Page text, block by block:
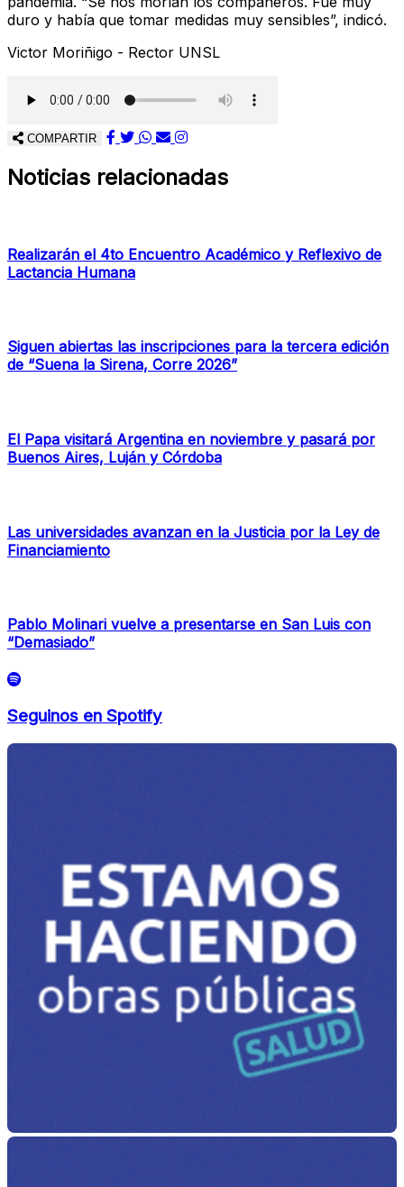
duro y había que tomar medidas muy sensibles”, indicó.
Victor Moriñigo - Rector UNSL
COMPARTIR
Noticias relacionadas
Realizarán el 4to Encuentro Académico y Reflexivo de
Lactancia Humana
Siguen abiertas las inscripciones para la tercera edición
de “Suena la Sirena, Corre 2026”
El Papa visitará Argentina en noviembre y pasará por
Buenos Aires, Luján y Córdoba
Las universidades avanzan en la Justicia por la Ley de
Financiamiento
Pablo Molinari vuelve a presentarse en San Luis con
“Demasiado”
Seguinos en Spotify